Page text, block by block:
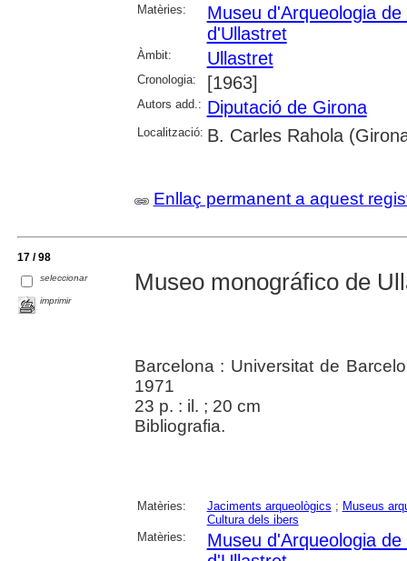
Matèries:
Museu d'Arqueologia de
d'Ullastret
Àmbit: Ullastret
Cronologia: [1963]
Autors add.: Diputació de Girona
Localització: B. Carles Rahola
Enllaç permanent a aquest
17 / 98
seleccionar
imprimir
Museo monográfico de
Barcelona : Universitat de
1971
23 p. : il. ; 20 cm
Bibliografia.
Matèries: Jaciments arqueològics ; Museus
Cultura dels ibers
Matèries:
Museu d'Arqueologia de